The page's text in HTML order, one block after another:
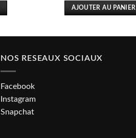
AJOUTER AU PANIER
NOS RESEAUX SOCIAUX
Facebook
Instagram
Snapchat